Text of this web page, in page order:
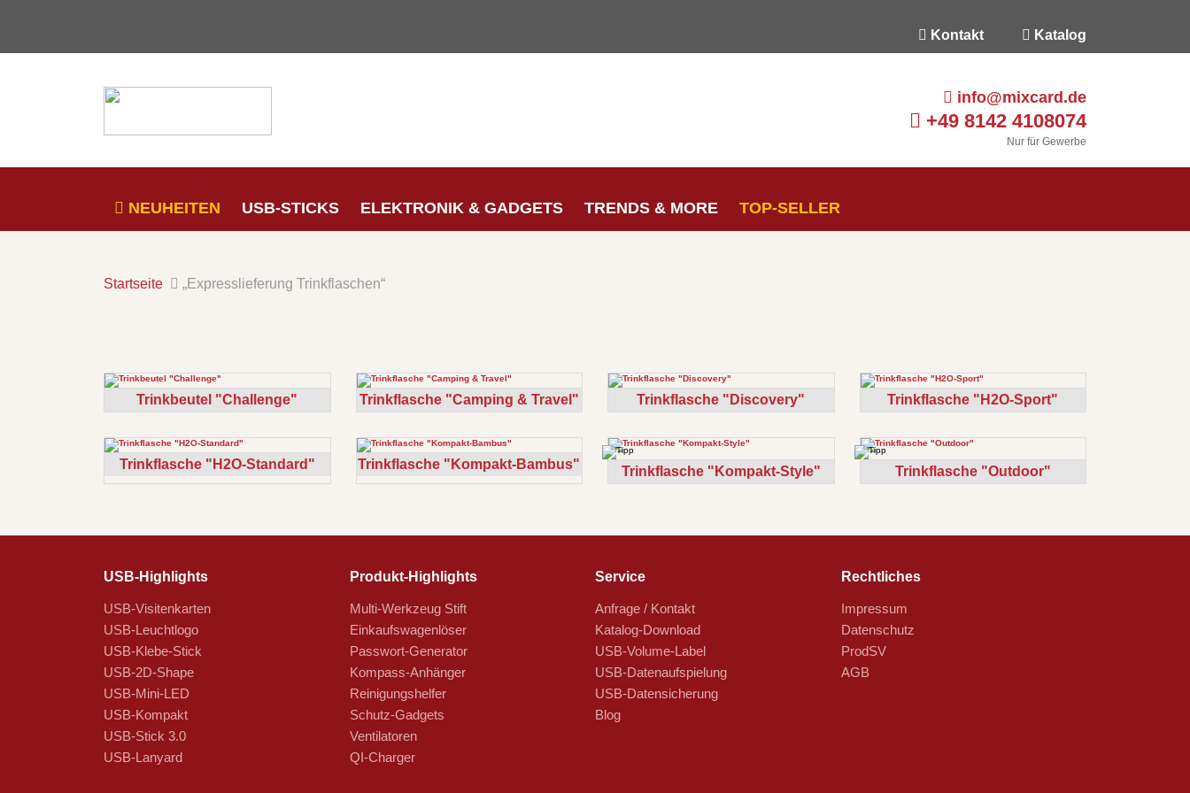
Kontakt Katalog
info@mixcard.de
+49 8142 4108074
Nur für Gewerbe
NEUHEITEN USB-STICKS ELEKTRONIK & GADGETS TRENDS & MORE TOP-SELLER
Startseite „Expresslieferung Trinkflaschen“
Trinkbeutel "Challenge" Trinkflasche "Camping & Travel" Trinkflasche "Discovery" Trinkflasche "H2O-Sport"
Trinkflasche "H2O-Standard" Trinkflasche "Kompakt-Bambus" Trinkflasche "Kompakt-Style" Trinkflasche "Outdoor"
USB-Highlights
USB-Visitenkarten
USB-Leuchtlogo
USB-Klebe-Stick
USB-2D-Shape
USB-Mini-LED
USB-Kompakt
USB-Stick 3.0
USB-Lanyard
Produkt-Highlights
Multi-Werkzeug Stift
Einkaufswagenlöser
Passwort-Generator
Kompass-Anhänger
Reinigungshelfer
Schutz-Gadgets
Ventilatoren
QI-Charger
Service
Anfrage / Kontakt
Katalog-Download
USB-Volume-Label
USB-Datenaufspielung
USB-Datensicherung
Blog
Rechtliches
Impressum
Datenschutz
ProdSV
AGB